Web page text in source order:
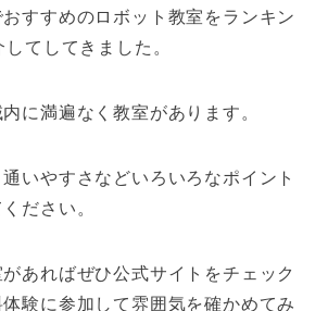
すすめのロボット教室をランキン
てしてきました。
に満遍なく教室があります。
いやすさなどいろいろなポイント
ださい。
あればぜひ公式サイトをチェック
験に参加して雰囲気を確かめてみ